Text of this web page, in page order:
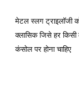
मेटल स्लग ट्राइलॉजी
क्लासिक जिसे हर
कंसोल पर होना चाहिए